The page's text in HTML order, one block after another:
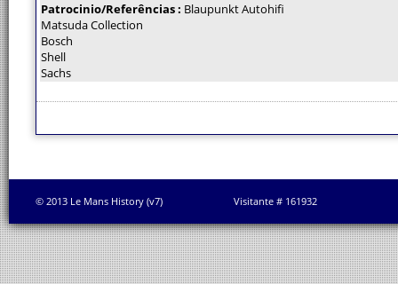
Patrocinio/Referências : Blaupunkt Autohifi
Matsuda Collection
Bosch
Shell
Sachs
© 2013 Le Mans History (v7) Visitante # 161932